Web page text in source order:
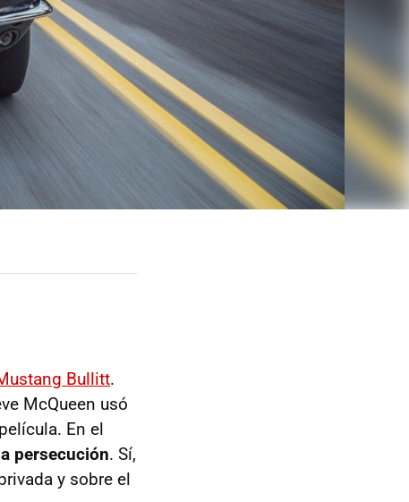
Bullitt.
McQueen usó
En el
persecución. Sí,
y sobre el